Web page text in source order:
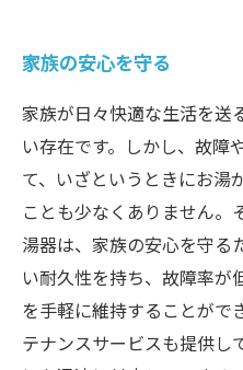
家族の安心を守る
家族が日々快適な生活を送
い存在です。しかし、故障
て、いざというときにお湯
ことも少なくありません。
湯器は、家族の安心を守る
い耐久性を持ち、故障率が
を手軽に維持することがで
テナンスサービスも提供し